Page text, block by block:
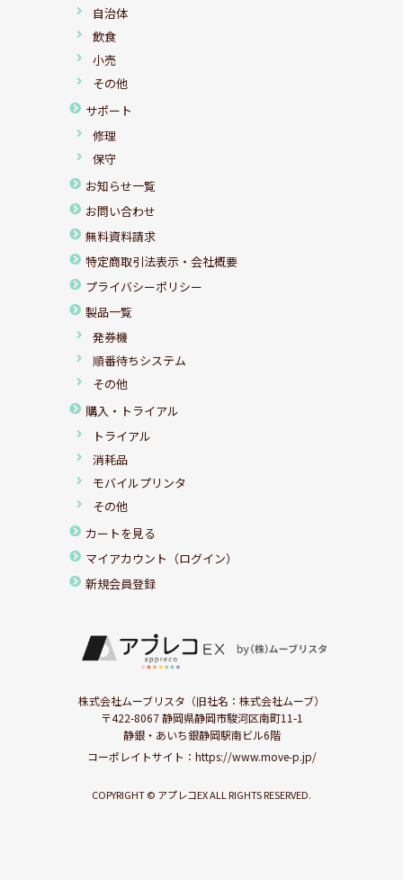
自治体
飲食
小売
その他
サポート
修理
保守
お知らせ一覧
お問い合わせ
無料資料請求
特定商取引法表示・会社概要
プライバシーポリシー
製品一覧
発券機
順番待ちシステム
その他
購入・トライアル
トライアル
消耗品
モバイルプリンタ
その他
カートを見る
マイアカウント（ログイン）
新規会員登録
株式会社ムーブリスタ（旧社名：株式会社ムーブ）
〒422-8067 静岡県静岡市駿河区南町11-1
静銀・あいち銀静岡駅南ビル6階
コーポレイトサイト： https://www.move-p.jp/
COPYRIGHT © アプレコEX ALL RIGHTS RESERVED.